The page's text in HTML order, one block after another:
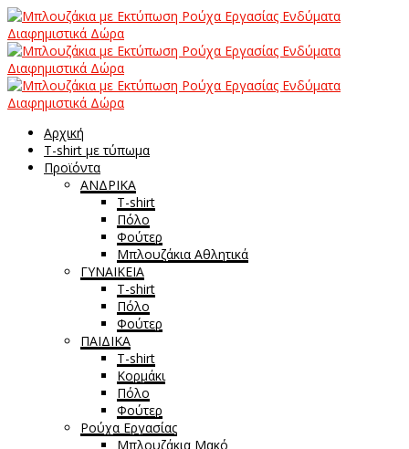
Αρχική
T-shirt με τύπωμα
Προϊόντα
ΑΝΔΡΙΚΑ
T-shirt
Πόλο
Φούτερ
Μπλουζάκια Αθλητικά
ΓΥΝΑΙΚΕΙΑ
T-shirt
Πόλο
Φούτερ
ΠΑΙΔΙΚΑ
T-shirt
Κορμάκι
Πόλο
Φούτερ
Ρούχα Εργασίας
Μπλουζάκια Μακό